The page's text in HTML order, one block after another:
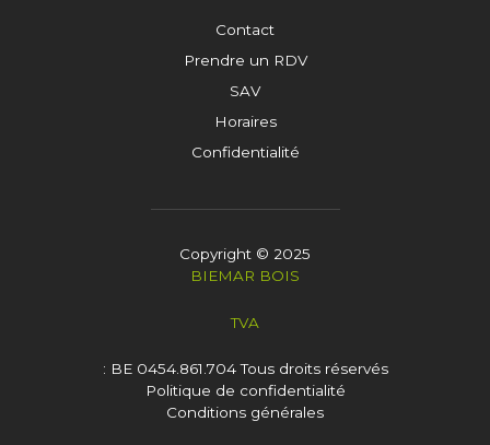
Contact
Prendre un RDV
SAV
Horaires
Confidentialité
Copyright © 2025
BIEMAR BOIS
TVA
: BE 0454.861.704Tous droits réservés
Politique de confidentialité
Conditions générales